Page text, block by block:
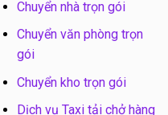
Chuyển nhà trọn gói
Chuyển văn phòng trọn
gói
Chuyển kho trọn gói
Dịch vụ Taxi tải chở hàng